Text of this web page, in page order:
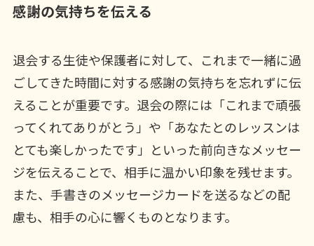
感謝の気持ちを伝える
退会する生徒や保護者に対して、これまで一緒に過
ごしてきた時間に対する感謝の気持ちを忘れずに伝
えることが重要です。退会の際には「これまで頑張
ってくれてありがとう」や「あなたとのレッスンは
とても楽しかったです」といった前向きなメッセー
ジを伝えることで、相手に温かい印象を残せます。
また、手書きのメッセージカードを送るなどの配
慮も、相手の心に響くものとなります。